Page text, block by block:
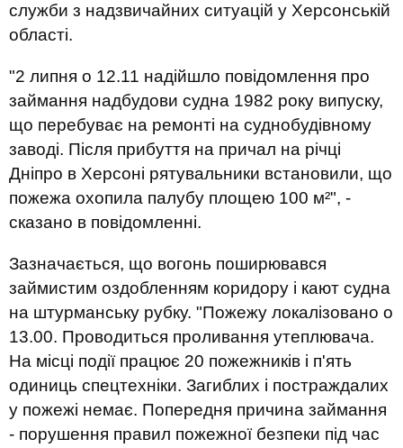
служби з надзвичайних ситуацій у Херсонській
області.
"2 липня о 12.11 надійшло повідомлення про
займання надбудови судна 1982 року випуску,
що перебуває на ремонті на суднобудівному
заводі. Після прибуття на причал на річці
Дніпро в Херсоні рятувальники встановили, що
пожежа охопила палубу площею 100 м²", -
сказано в повідомленні.
Зазначається, що вогонь поширювався
займистим оздобленням коридору і кают судна
на штурманську рубку. "Пожежу локалізовано о
13.00. Проводиться проливання утеплювача.
На місці події працює 20 пожежників і п'ять
одиниць спецтехніки. Загиблих і постраждалих
у пожежі немає. Попередня причина займання
- порушення правил пожежної безпеки під час